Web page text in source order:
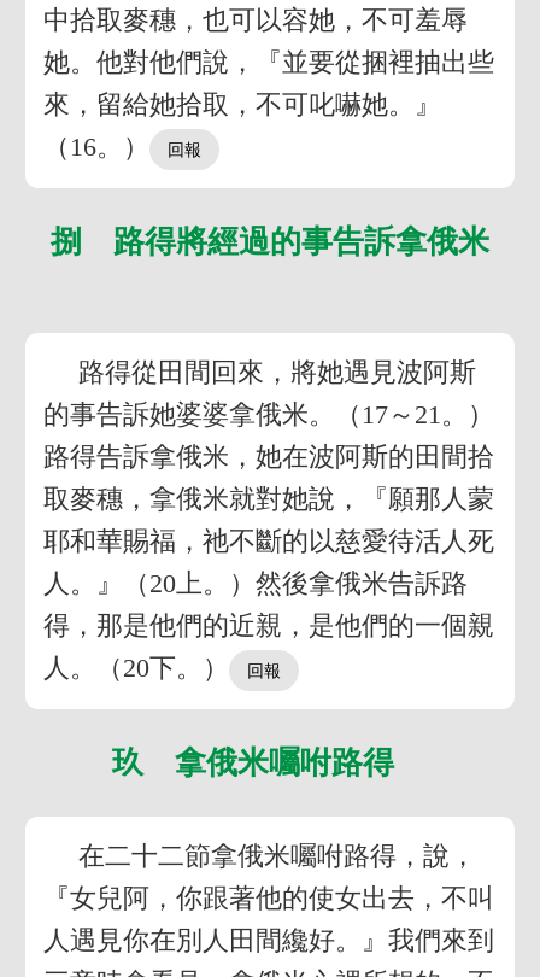
中拾取麥穗，也可以容她，不可羞辱
她。他對他們說，『並要從捆裡抽出些
來，留給她拾取，不可叱嚇她。』
（16。）
捌 路得將經過的事告訴拿俄米
路得從田間回來，將她遇見波阿斯
的事告訴她婆婆拿俄米。（17～21。）
路得告訴拿俄米，她在波阿斯的田間拾
取麥穗，拿俄米就對她說，『願那人蒙
耶和華賜福，祂不斷的以慈愛待活人死
人。』（20上。）然後拿俄米告訴路
得，那是他們的近親，是他們的一個親
人。（20下。）
玖 拿俄米囑咐路得
在二十二節拿俄米囑咐路得，說，
『女兒阿，你跟著他的使女出去，不叫
人遇見你在別人田間纔好。』我們來到